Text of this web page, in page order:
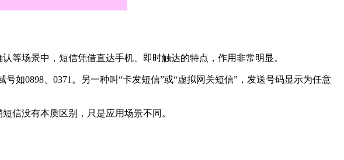
等场景中，短信凭借直达手机、即时触达的特点，作用非常明显。
如0898、0371。另一种叫“卡发短信”或“虚拟网关短信”，发送号码显示为任意
信没有本质区别，只是应用场景不同。